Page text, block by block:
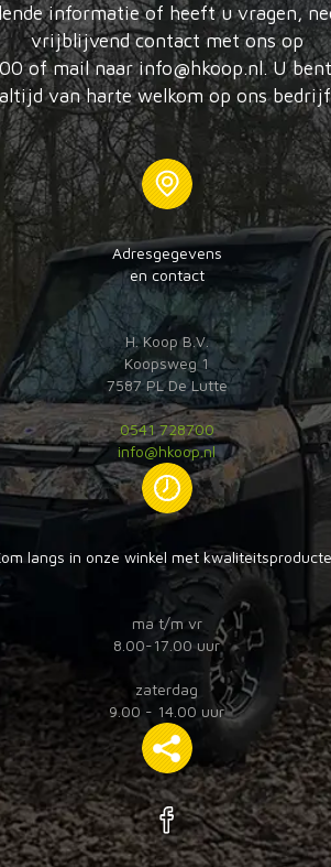
informatie of heeft u vragen,
vrijblijvend contact met ons op
of mail naar info@hkoop.nl. U
altijd van harte welkom op ons
Adresgegevens
en contact
H. Koop B.V.
Koopsweg 1
7587 PL De Lutte
0541 728700
info@hkoop.nl
langs in onze winkel met
ma t/m vr
8.00-17.00 uur
zaterdag
9.00 - 14.00 uur